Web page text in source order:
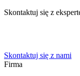
Skontaktuj się z
Skontaktuj się z nami
Firma